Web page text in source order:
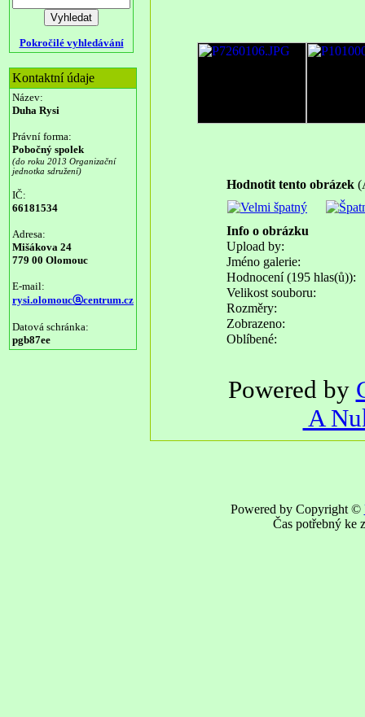
Pokročilé vyhledávání
Kontaktní údaje
Název:
Duha Rysi
Právní forma:
Pobočný spolek
(do roku 2013 Organizační
jednotka sdružení)
IČ:
66181534
Adresa:
Mišákova 24
779 00 Olomouc
E-mail:
rysi.olomoucⓐcentrum.cz
Datová schránka:
pgb87ee
Hodnotit tento obrázek
Info o obrázku
Upload by:
Jméno galerie:
Hodnocení (195 hlas(ů)):
Velikost souboru:
Rozměry:
Zobrazeno:
Oblíbené:
Powered by
A
Powered by Copyright ©
Čas potřebný ke